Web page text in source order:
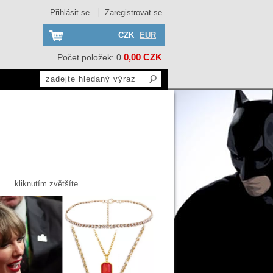
Počet položek: 0 0,00 CZK
CZK EUR
Přihlásit se Zaregistrovat se
kliknutím zvětšíte